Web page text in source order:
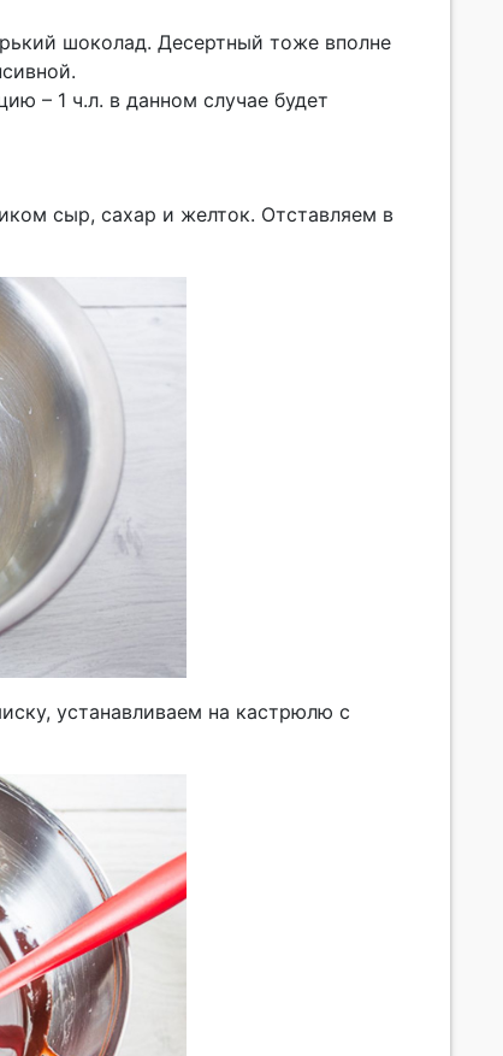
шоколад. Десертный тоже вполне
– 1 ч.л. в данном случае будет
сыр, сахар и желток. Отставляем в
устанавливаем на кастрюлю с